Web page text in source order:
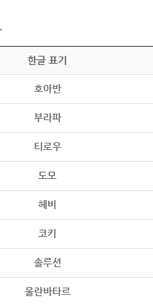
한글 표기
호아반
부라파
티로우
도모
헤비
코키
솔루션
울란바타르